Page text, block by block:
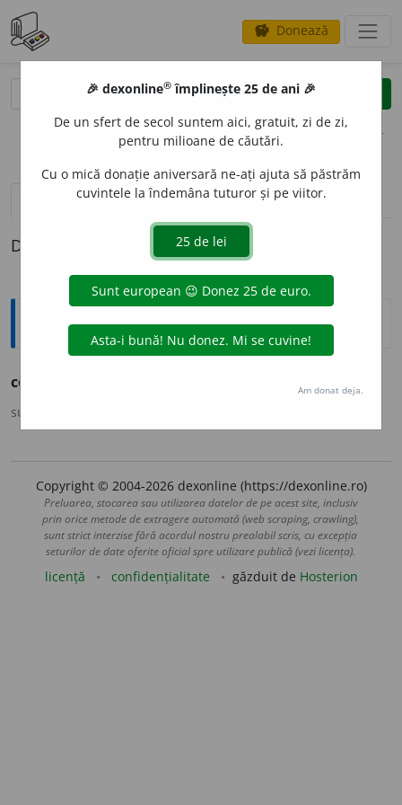
savings Donează
clear
opțiuni
definiții (1) pronunțievolume_up (5)
Definiția cu ID-ul 1154401:
Ortografice DOOM
corup
sursa:
Copyright © 2004-2026 dexonline (https://dexonline.ro)
Preluarea, stocarea sau utilizarea datelor de pe acest site, inclusiv
prin orice metode de extragere automată (web scraping, crawling),
sunt strict interzise fără acordul nostru prealabil scris, cu excepția
seturilor de date oferite oficial spre utilizare publică (vezi licența).
licență confidențialitate găzduit de Hosterion
🎉 dexonline® împlinește 25 de ani 🎉
De un sfert de secol suntem aici, gratuit, zi de zi,
pentru milioane de căutări.
Cu o mică donație aniversară ne-ați ajuta să păstrăm
cuvintele la îndemâna tuturor și pe viitor.
Am donat deja.